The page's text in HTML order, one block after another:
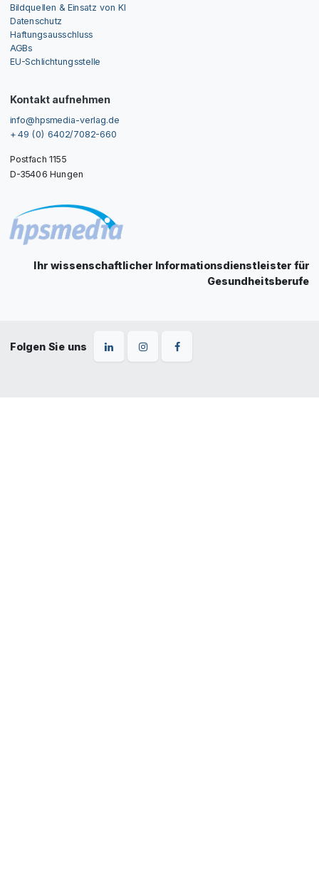
Bildquellen & Einsatz von KI
Datenschutz
Haftungsausschluss
AGBs
EU-Schlichtungsstelle
Kontakt aufnehmen
info@hpsmedia-verlag.de
+ 49 (0) 6402/7082-660
Postfach 1155
D-35406 Hungen
Ihr wissenschaftlicher Informationsdienstleister für
Gesundheitsberufe
Folgen Sie uns